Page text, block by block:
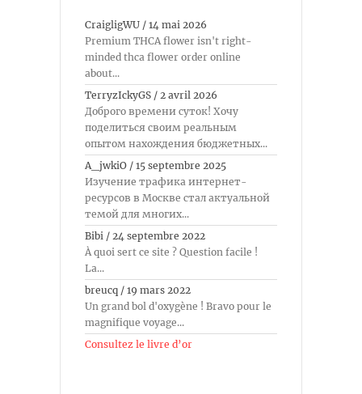
CraigligWU / 14 mai 2026
Premium THCA flower isn't right-
minded thca flower order online
about...
TerryzIckyGS / 2 avril 2026
Доброго времени суток! Хочу
поделиться своим реальным
опытом нахождения бюджетных...
A_jwkiO / 15 septembre 2025
Изучение трафика интернет-
ресурсов в Москве стал актуальной
темой для многих...
Bibi / 24 septembre 2022
À quoi sert ce site ? Question facile !
La...
breucq / 19 mars 2022
Un grand bol d'oxygène ! Bravo pour le
magnifique voyage...
Consultez le livre d’or